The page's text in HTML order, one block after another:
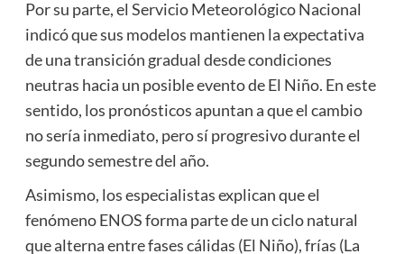
Por su parte, el Servicio Meteorológico Nacional
indicó que sus modelos mantienen la expectativa
de una transición gradual desde condiciones
neutras hacia un posible evento de El Niño. En este
sentido, los pronósticos apuntan a que el cambio
no sería inmediato, pero sí progresivo durante el
segundo semestre del año.
Asimismo, los especialistas explican que el
fenómeno ENOS forma parte de un ciclo natural
que alterna entre fases cálidas (El Niño), frías (La